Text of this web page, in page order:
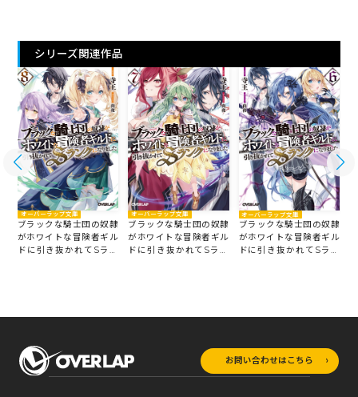
シリーズ関連作品
オーバーラップ文庫
ブラックな騎士団の奴隷
がホワイトな冒険者ギル
ドに引き抜かれてSラン
オーバーラップ文庫
ブラックな騎士団の奴隷
がホワイトな冒険者ギル
ドに引き抜かれてSラン
オーバーラップ文庫
ブラックな騎士団の奴隷
がホワイトな冒険者ギル
ドに引き抜かれてSラン
お問い合わせはこちら